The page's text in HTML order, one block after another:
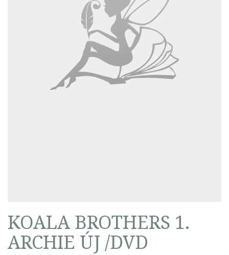
KOALA BROTHERS 1.
ARCHIE ÚJ /DVD